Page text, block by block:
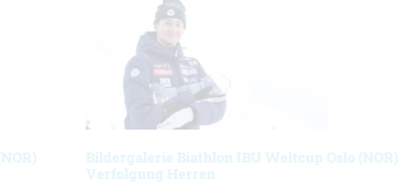
Bildergalerie Biathlon IBU Weltcup Oslo (NOR)
Verfolgung Herren